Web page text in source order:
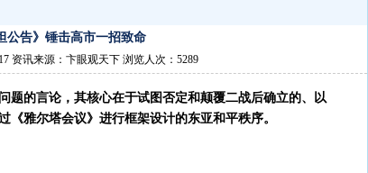
公告》锤击高市一招致命
资讯来源：卞眼观天下 浏览人次：5289
题的言论，其核心在于试图否定和颠覆二战后确立的、以
《雅尔塔会议》进行框架设计的东亚和平秩序。